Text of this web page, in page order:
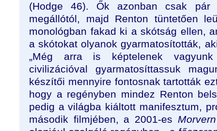
(Hodge 46). Ők azonban csak
megállótól, majd Renton tüntetően
monológban fakad ki a skótság ellen,
a skótokat olyanok gyarmatosították,
„Még arra is képtelenek
civilizációval gyarmatosíttassuk
készítői mennyire fontosnak tartották
hogy a regényben mindez Renton
pedig a világba kiáltott manifesztum,
második filmjében, a 2001-es